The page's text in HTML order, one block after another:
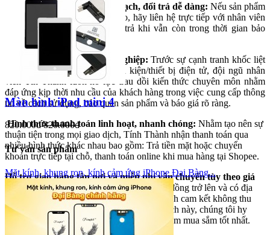
Chính sách bảo hành minh bạch, đổi trả dễ dàng: Nếu sản phẩm
của bạn phát sinh bất kỳ lỗi nào, hãy liên hệ trực tiếp với nhân viên
cửa hàng để được hỗ trợ đổi trả khi vẫn còn trong thời gian bảo
hành.
Đội ngũ nhân viên chuyên nghiệp: Trước sự cạnh tranh khốc liệt
của thị trường kinh doanh linh kiện/thiết bị điện tử, đội ngũ nhân
viên Tín Thành luôn nỗ lực trau dồi kiến thức chuyên môn nhằm
đáp ứng kịp thời nhu cầu của khách hàng trong việc cung cấp thông
tin về cách sử dụng, bảo quản sản phẩm và báo giá rõ ràng.
​​​​​Hình thức thanh toán linh hoạt, nhanh chóng: Nhằm tạo nên sự
thuận tiện trong mọi giao dịch, Tính Thành nhận thanh toán qua
nhiều hình thức khác nhau bao gồm: Trả tiền mặt hoặc chuyển
khoản trực tiếp tại chỗ, thanh toán online khi mua hàng tại Shopee.
Hỗ trợ giao hàng tận nơi và miễn phí vận chuyển tùy theo giá
trị đơn hàng:Đối với hóa đơn từ 500.000 đồng trở lên và có địa
chỉ nhận hàng trong phạm vi 5km, Tín Thành cam kết không thu
thêm chi phí vận chuyển. Dựa vào chính sách này, chúng tôi hy
vọng có thể mang đến khách hàng trải nghiệm mua sắm tốt nhất.
Màn hình iPad mini 4
820.000đ820.000đ
Tư vấn sản phẩm
Mặt kính, khung ron, kính cảm ứng iPhone Đại Bàng...